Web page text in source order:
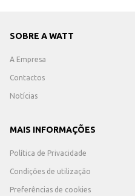
SOBRE A WATT
A Empresa
Contactos
Notícias
MAIS INFORMAÇÕES
Política de Privacidade
Condições de utilização
Preferências de cookies